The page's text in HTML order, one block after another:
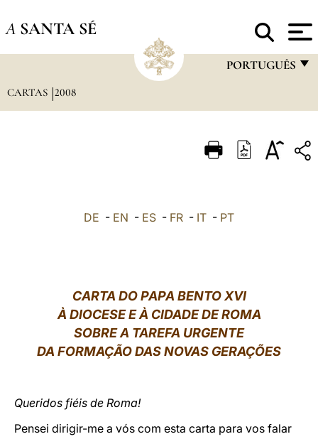
A SANTA SÉ
PORTUGUÊS
ITALIANO
中文
LATINE
CARTAS 2008
DE - EN - ES - FR - IT - PT
CARTA DO PAPA BENTO XVI
À DIOCESE E À CIDADE DE ROMA
SOBRE A TAREFA URGENTE
DA FORMAÇÃO DAS NOVAS GERAÇÕES
Queridos fiéis de Roma!
Pensei dirigir-me a vós com esta carta para vos falar